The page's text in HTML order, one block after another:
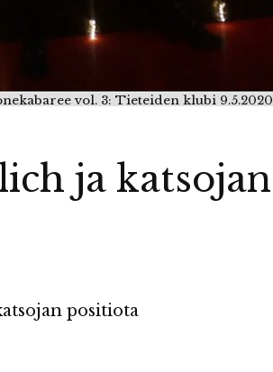
vol. 3: Tieteiden klubi 9.5.2020
ja katsojan
positiota